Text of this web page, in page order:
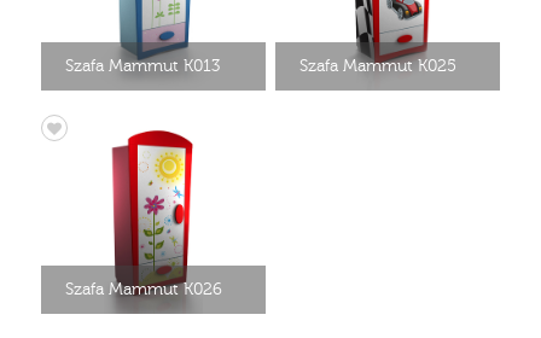
Szafa Mammut K013 Szafa Mammut K025
Szafa Mammut K026